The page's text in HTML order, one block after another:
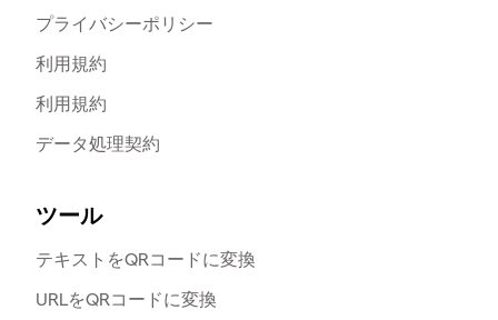
プライバシーポリシー
利用規約
利用規約
データ処理契約
ツール
テキストをQRコードに変換
URLをQRコードに変換